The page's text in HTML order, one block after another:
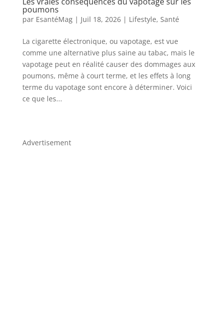
poumons
par EsantéMag| Juil 18, 2026| Lifestyle, Santé
La cigarette électronique, ou vapotage, est vue
comme une alternative plus saine au tabac, mais le
vapotage peut en réalité causer des dommages aux
poumons, même à court terme, et les effets à long
terme du vapotage sont encore à déterminer. Voici
ce que les...
Advertisement